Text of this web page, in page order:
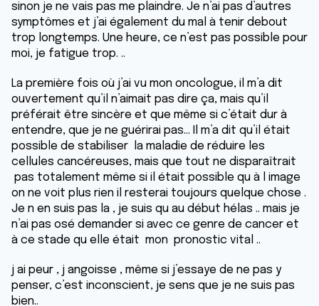
sinon je ne vais pas me plaindre. Je n’ai pas d’autres
symptômes et j’ai également du mal à tenir debout
trop longtemps. Une heure, ce n’est pas possible pour
moi, je fatigue trop. ..
La première fois où j’ai vu mon oncologue, il m’a dit
ouvertement qu’il n’aimait pas dire ça, mais qu’il
préférait être sincère et que même si c’était dur à
entendre, que je ne guérirai pas… Il m’a dit qu’il était
possible de stabiliser la maladie de réduire les
cellules cancéreuses, mais que tout ne disparaîtrait
pas totalement même si il était possible qu à l image
on ne voit plus rien il resterai toujours quelque chose .
Je n en suis pas la , je suis qu au début hélas .. mais je
n’ai pas osé demander si avec ce genre de cancer et
à ce stade qu elle était mon pronostic vital ..
j ai peur , j angoisse , même si j’essaye de ne pas y
penser, c’est inconscient, je sens que je ne suis pas
bien..